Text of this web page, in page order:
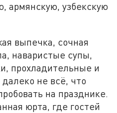
армянскую, узбекскую
выпечка, сочная
наваристые супы,
прохладительные и
не всё, что
на празднике.
юрта, где гостей